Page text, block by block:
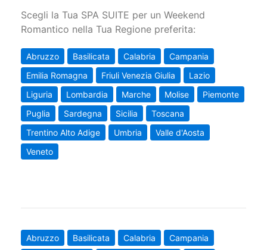
Scegli la Tua SPA SUITE per un Weekend
Romantico nella Tua Regione preferita:
Abruzzo Basilicata Calabria
Campania
Emilia Romagna
Friuli Venezia Giulia
Lazio
Liguria
Lombardia Marche Molise
Piemonte
Puglia
Sardegna Sicilia
Toscana
Trentino Alto Adige
Umbria
Valle d'Aosta
Veneto
Abruzzo Basilicata Calabria
Campania